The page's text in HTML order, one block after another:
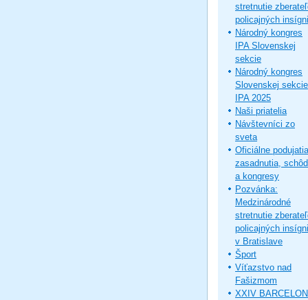
stretnutie
policajných
Národný kongres
IPA Slovenskej
sekcie
Národný kongres
Slovenskej sekcie
IPA 2025
Naši priatelia
Návštevníci zo
sveta
Oficiálne
zasadnutia,
a kongresy
Pozvánka:
Medzinárodné
stretnutie
policajných
v Bratislave
Šport
Víťazstvo nad
Fašizmom
XXIV